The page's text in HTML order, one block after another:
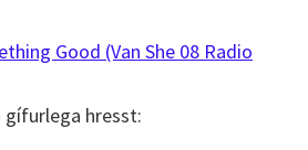
Good (Van She 08 Radio
gífurlega hresst: